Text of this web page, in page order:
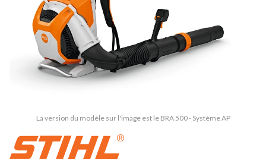
La version du modèle sur l'image est le BRA 500 - Système AP